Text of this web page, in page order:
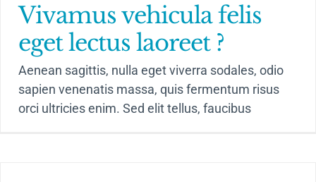
Vivamus vehicula felis
eget lectus laoreet ?
Aenean sagittis, nulla eget viverra sodales, odio
sapien venenatis massa, quis fermentum risus
orci ultricies enim. Sed elit tellus, faucibus